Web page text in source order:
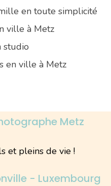
en toute simplicité
ville à Metz
studio
en ville à Metz
Metz
et pleins de vie !
- Luxembourg